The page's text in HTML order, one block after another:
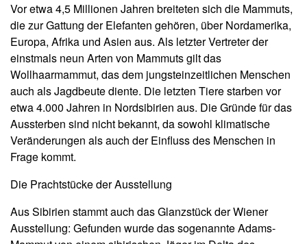
Vor etwa 4,5 Millionen Jahren breiteten sich die Mammuts,
die zur Gattung der Elefanten gehören, über Nordamerika,
Europa, Afrika und Asien aus. Als letzter Vertreter der
einstmals neun Arten von Mammuts gilt das
Wollhaarmammut, das dem jungsteinzeitlichen Menschen
auch als Jagdbeute diente. Die letzten Tiere starben vor
etwa 4.000 Jahren in Nordsibirien aus. Die Gründe für das
Aussterben sind nicht bekannt, da sowohl klimatische
Veränderungen als auch der Einfluss des Menschen in
Frage kommt.
Die Prachtstücke der Ausstellung
Aus Sibirien stammt auch das Glanzstück der Wiener
Ausstellung: Gefunden wurde das sogenannte Adams-